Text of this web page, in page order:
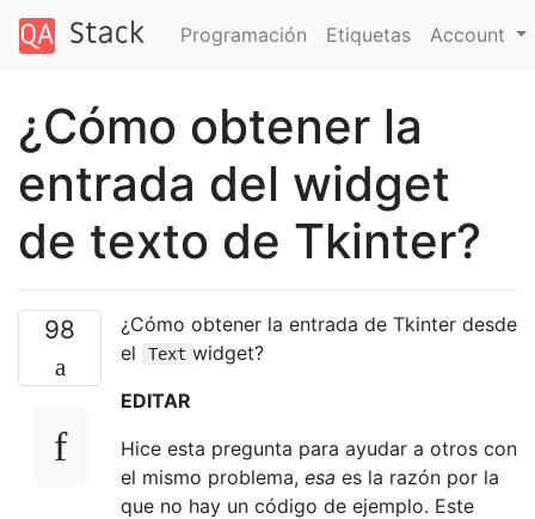
Programación Etiquetas Account
¿Cómo obtener la
entrada del widget
de texto de Tkinter?
98
¿Cómo obtener la entrada de Tkinter desde
el
Text widget?
EDITAR
Hice esta pregunta para ayudar a otros con
el mismo problema, esa es la razón por la
que no hay un código de ejemplo. Este